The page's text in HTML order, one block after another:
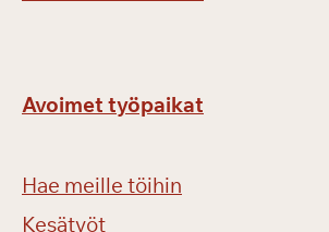
Avoimet työpaikat
Hae meille töihin
Kesätyöt